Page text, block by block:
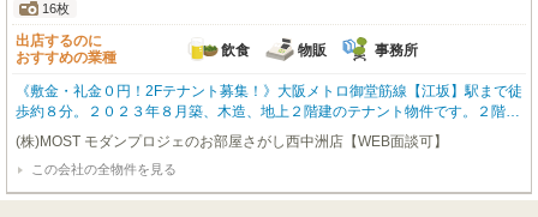
16枚
出店するのに
おすすめの業種
飲食 物販 事務所
《敷金・礼金０円！2Fテナント募集！》大阪メトロ御堂筋線【江坂】駅まで徒
歩約８分。２０２３年８月築、木造、地上２階建のテナント物件です。２階部
分、専有面積約１２．４２㎡、専有部分トイレあり、スケルトンの物件です。
敷金・礼金0円の為、その分内装工事費として使用でき、初期費用安く開業す
ることが可能です！飲食店相談可能、業種はお気軽にご相談下さい！
(株)MOST モダンプロジェのお部屋さがし西中洲店【WEB面談可】
この会社の全物件を見る